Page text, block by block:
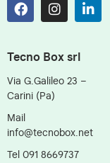
Tecno Box srl
Via G.Galileo 23 –
Carini (Pa)
Mail
info@tecnobox.net
Tel 091 8669737